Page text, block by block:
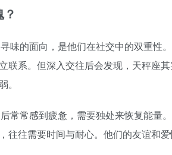
味的面向，是他们在社交中的双重性
联系。但深入交往后会发现，天秤座
常常感到疲惫，需要独处来恢复能量
往往需要时间与耐心。他们的友谊和